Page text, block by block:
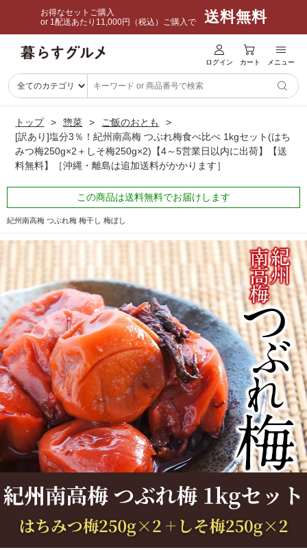
お得なセットご購入
or 1配送あたり11,000円（税込）ご購入で
送料無料
ログイン カート メニュー
トップ 惣菜
ご飯のおとも
[訳あり]塩分3％！紀州南高梅 つぶれ梅食べ比べ 1kgセット(はち
みつ梅250g×2＋しそ梅250g×2)【4～5営業日以内に出荷】【送
料無料】［沖縄・離島は追加送料がかかります］
この商品は送料無料でお届けします
紀州南高梅 つぶれ梅 梅干し 梅ぼし